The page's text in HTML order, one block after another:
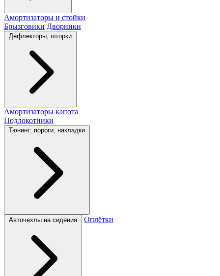
Амортизаторы и стойки
Брызговики Дворники
Дефлекторы, шторки
Амортизаторы капота
Подлокотники
Тюнинг: пороги, накладки
Авточехлы на сидения Оплётки